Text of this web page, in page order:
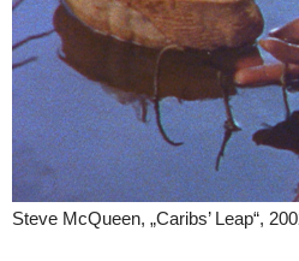
Steve McQueen, „Caribs’ Leap“,